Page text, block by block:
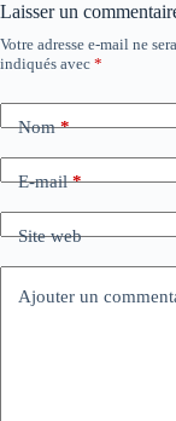
Laisser un
Votre adresse e-mail ne
indiqués avec *
Nom*
E-mail*
Site web
Ajouter un